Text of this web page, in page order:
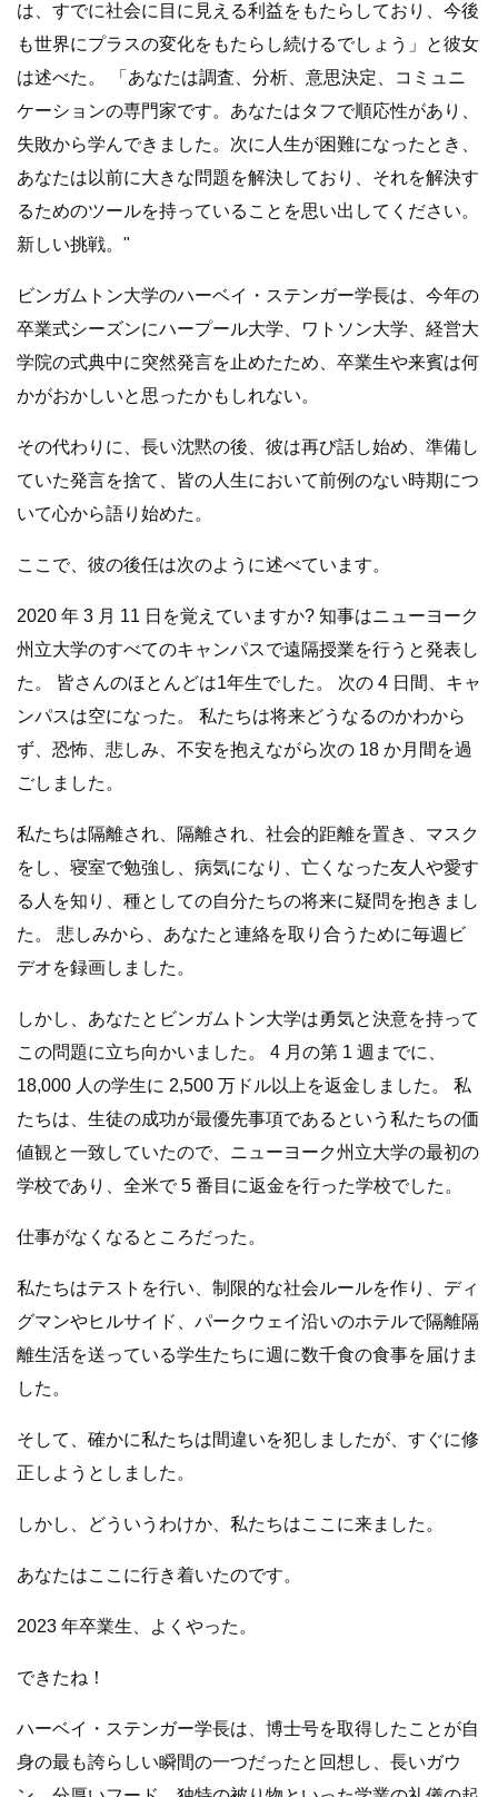
は、すでに社会に目に見える利益をもたらしており、今後
も世界にプラスの変化をもたらし続けるでしょう」と彼女
は述べた。 「あなたは調査、分析、意思決定、コミュニ
ケーションの専門家です。あなたはタフで順応性があり、
失敗から学んできました。次に人生が困難になったとき、
あなたは以前に大きな問題を解決しており、それを解決す
るためのツールを持っていることを思い出してください。
新しい挑戦。"
ビンガムトン大学のハーベイ・ステンガー学長は、今年の
卒業式シーズンにハープール大学、ワトソン大学、経営大
学院の式典中に突然発言を止めたため、卒業生や来賓は何
かがおかしいと思ったかもしれない。
その代わりに、長い沈黙の後、彼は再び話し始め、準備し
ていた発言を捨て、皆の人生において前例のない時期につ
いて心から語り始めた。
ここで、彼の後任は次のように述べています。
2020 年 3 月 11 日を覚えていますか? 知事はニューヨーク
州立大学のすべてのキャンパスで遠隔授業を行うと発表し
た。 皆さんのほとんどは1年生でした。 次の 4 日間、キャ
ンパスは空になった。 私たちは将来どうなるのかわから
ず、恐怖、悲しみ、不安を抱えながら次の 18 か月間を過
ごしました。
私たちは隔離され、隔離され、社会的距離を置き、マスク
をし、寝室で勉強し、病気になり、亡くなった友人や愛す
る人を知り、種としての自分たちの将来に疑問を抱きまし
た。 悲しみから、あなたと連絡を取り合うために毎週ビ
デオを録画しました。
しかし、あなたとビンガムトン大学は勇気と決意を持って
この問題に立ち向かいました。 4 月の第 1 週までに、
18,000 人の学生に 2,500 万ドル以上を返金しました。 私
たちは、生徒の成功が最優先事項であるという私たちの価
値観と一致していたので、ニューヨーク州立大学の最初の
学校であり、全米で 5 番目に返金を行った学校でした。
仕事がなくなるところだった。
私たちはテストを行い、制限的な社会ルールを作り、ディ
グマンやヒルサイド、パークウェイ沿いのホテルで隔離隔
離生活を送っている学生たちに週に数千食の食事を届けま
した。
そして、確かに私たちは間違いを犯しましたが、すぐに修
正しようとしました。
しかし、どういうわけか、私たちはここに来ました。
あなたはここに行き着いたのです。
2023 年卒業生、よくやった。
できたね！
ハーベイ・ステンガー学長は、博士号を取得したことが自
身の最も誇らしい瞬間の一つだったと回想し、長いガウ